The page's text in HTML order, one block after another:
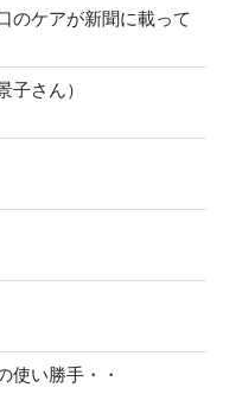
のケアが新聞に載って
さん）
使い勝手・・